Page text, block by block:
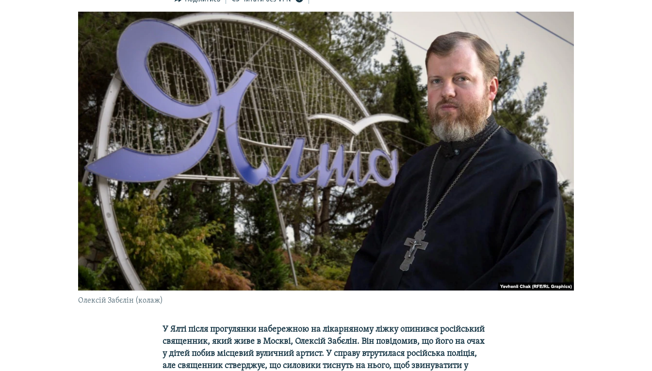
УКРАЇНСЬКА ПРОБЛЕМА КРИМУ
Олексій Забєлін (колаж)
У Ялті після прогулянки набережною на лікарняному ліжку опинився російський
священник, який живе в Москві, Олексій Забєлін. Він повідомив, що його на очах
у дітей побив місцевий вуличний артист. У справу втрутилася російська поліція,
але священник стверджує, що силовики тиснуть на нього, щоб звинуватити у